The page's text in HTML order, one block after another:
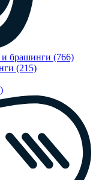
и брашинги (766)
(215)